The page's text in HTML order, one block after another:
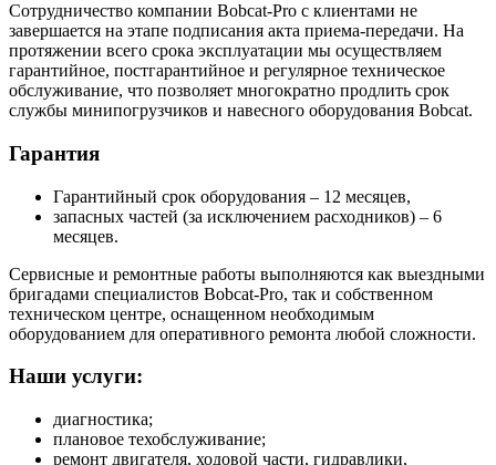
Сотрудничество компании Bobcat-Pro с клиентами не
завершается на этапе подписания акта приема-передачи. На
протяжении всего срока эксплуатации мы осуществляем
гарантийное, постгарантийное и регулярное техническое
обслуживание, что позволяет многократно продлить срок
службы минипогрузчиков и навесного оборудования Bobcat.
Гарантия
Гарантийный срок оборудования – 12 месяцев,
запасных частей (за исключением расходников) – 6
месяцев.
Сервисные и ремонтные работы выполняются как выездными
бригадами специалистов Bobcat-Pro, так и собственном
техническом центре, оснащенном необходимым
оборудованием для оперативного ремонта любой сложности.
Наши услуги:
диагностика;
плановое техобслуживание;
ремонт двигателя, ходовой части, гидравлики,